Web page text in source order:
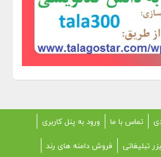
تماس با ما
ورود به پنل کاربری
تبلیغاتی
فروش دامنه های رند